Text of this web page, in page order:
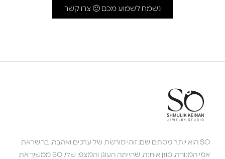
נשמח לשמוע מכם 🙂 צרו קשר
SO הוא יותר מסתם שם; זוהי מורשת של ערכים ואהבה. בהשראת
אמי המנוחה, סוזן אוחנה, שהייתה העוגן והמצפן שלי, SO ממשיך את